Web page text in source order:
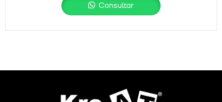
Consultar